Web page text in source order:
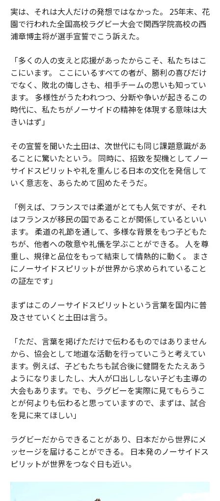
実は、それは大人だけの発想ではなかった。 25年末、花
園で行われた全国高校ラグビー大会で関西学院高校の西
浦章博主将が選手宣誓でこう訴えた。
「多くの人の支えと応援があったからこそ、私たちはこ
こにいます。 ここにいるすべての者が、勝利の喜びだけ
でなく、敗北の悔しさも、相手チームの思いも知ってい
ます。 多様性がうたわれつつ、分断や争いが起きるこの
時代に、私たちがノーサイドの精神を体現する意味は大
きいはず」
その宣誓を聞いた土田は、次世代にも同じ課題意識があ
ることに驚いたという。 同時に、招致を契機としてノー
サイドスピリットや礼を重んじる日本の文化を発信して
いく意志を、あらためて固めたそうだ。
「例えば、フランスでは柔道がとても人気ですが、それ
はフランスが移民の国であることが関係しているといい
ます。 柔道の礼節を通して、多様な背景をもつ子どもた
ちが、他者への敬意や礼儀を学ぶことができる。 人を尊
重し、規律と品位をもって結束して情熱的に動く。 まさ
にノーサイドスピリットが世界から求められていること
の証左です」
まずはこのノーサイドスピリットという言葉を国内に普
及させていくと土田は言う。
「ただ、言葉を掲げただけで伝わるものではありません
から、協会として地道な活動を行っていこうと考えてい
ます。例えば、子どもたちも試合後に健闘をたたえあう
ようになりましたし、大人が口出ししない子ども主導の
大会もあります。でも、ラグビーを実際に見てもらうこ
とが何よりも伝わると思っていますので、まずは、試合
を見に来てほしい」
ラグビーだからできることがあり、日本だから世界にメ
ッセージを届けることができる。 日本発のノーサイドス
ピリットが世界をつなぐ日も近い。